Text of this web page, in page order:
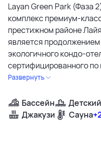
Layan Green Park (Фаза
комплекс премиум-
престижном районе
является
экологичного кондо-
сертифицированного
EDGE (Excellence in
доступность до тихого
а развитая
Развернуть
Бассейн
Джакузи
Сауна